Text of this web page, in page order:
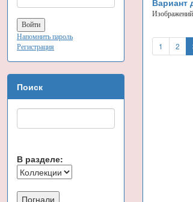
Напомнить пароль
Регистрация
Поиск
В разделе:
Вариант
Изображений
1 2